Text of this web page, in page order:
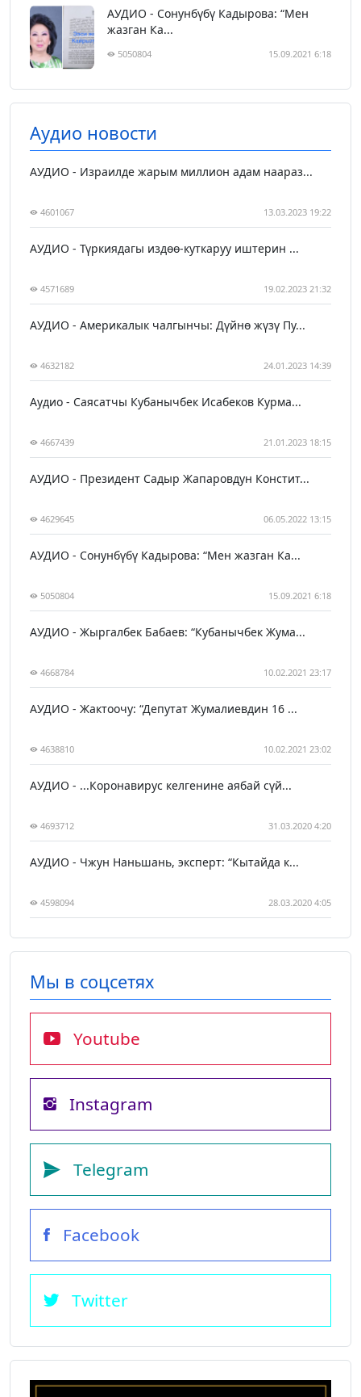
АУДИО - Сонунбүбү Кадырова: “Мен
жазган Ка...
5050804 15.09.2021 6:18
Аудио новости
АУДИО - Израилде жарым миллион адам наараз...
4601067 13.03.2023 19:22
АУДИО - Түркиядагы издөө-куткаруу иштерин ...
4571689 19.02.2023 21:32
АУДИО - Америкалык чалгынчы: Дүйнө жүзү Пу...
4632182 24.01.2023 14:39
Аудио - Саясатчы Кубанычбек Исабеков Курма...
4667439 21.01.2023 18:15
АУДИО - Президент Садыр Жапаровдун Констит...
4629645 06.05.2022 13:15
АУДИО - Сонунбүбү Кадырова: “Мен жазган Ка...
5050804 15.09.2021 6:18
АУДИО - Жыргалбек Бабаев: “Кубанычбек Жума...
4668784 10.02.2021 23:17
АУДИО - Жактоочу: “Депутат Жумалиевдин 16 ...
4638810 10.02.2021 23:02
АУДИО - ...Коронавирус келгенине аябай сүй...
4693712 31.03.2020 4:20
АУДИО - Чжун Наньшань, эксперт: “Кытайда к...
4598094 28.03.2020 4:05
Мы в соцсетях
Youtube
Instagram
Telegram
Facebook
Twitter